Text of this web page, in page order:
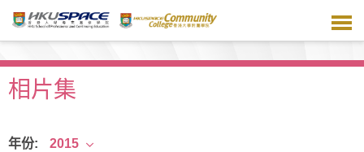
主
容相片集
年份: 2015